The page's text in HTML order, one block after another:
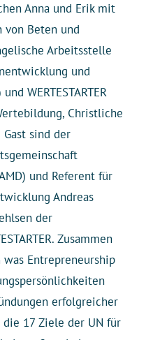
Anna und Erik mit
von Beten und
Arbeitsstelle
und
WERTESTARTER
Christliche
sind der
und Referent für
Andreas
der
Zusammen
Entrepreneurship
erfolgreicher
die 17 Ziele der UN für